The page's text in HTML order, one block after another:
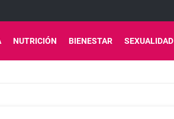
NUTRICIÓN BIENESTAR SEXUALIDAD